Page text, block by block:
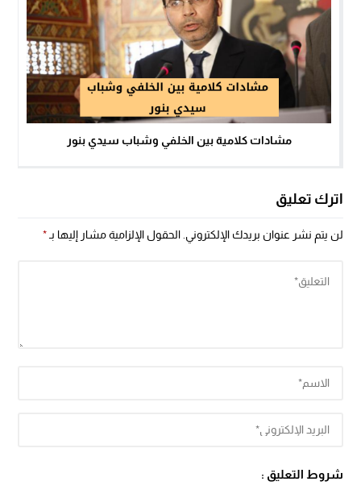
مشادات كلامية بين الخلفي وشباب سيدي بنور
اترك تعليق
لن يتم نشر عنوان بريدك الإلكتروني. الحقول الإلزامية مشار إليها بـ*
شروط التعليق :